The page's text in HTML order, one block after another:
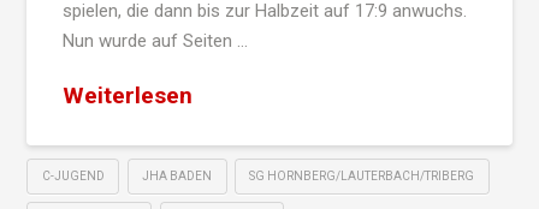
spielen, die dann bis zur Halbzeit auf 17:9 anwuchs.
Nun wurde auf Seiten …
Weiterlesen
C-JUGEND JHA BADEN SG HORNBERG/LAUTERBACH/TRIBERG